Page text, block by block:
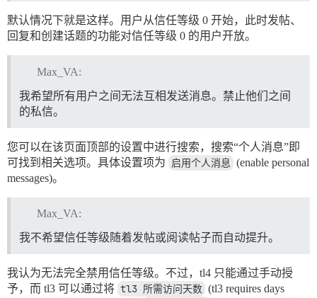
默认情况下就是这样。用户从信任等级 0 开始，此时发帖、
回复和创建话题的功能对信任等级 0 的用户开放。
Max_VA:
我希望所有用户之间无法互相发送消息。禁止他们之间
的私信。
您可以在该页面顶部的设置中进行搜索，搜索“个人消息”即
可找到相关选项。具体设置项为 启用个人消息 (enable personal
messages)。
Max_VA:
我不希望信任等级随着发帖或阅读帖子而自动提升。
我认为无法完全禁用信任等级。不过，tl4 只能通过手动授
予，而 tl3 可以通过将 tl3 所需访问天数 (tl3 requires days